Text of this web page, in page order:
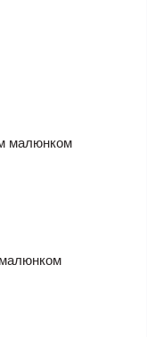
малюнком